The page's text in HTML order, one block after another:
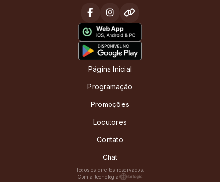
Página Inicial
Programação
Promoções
Locutores
Contato
Chat
Todos os direitos reservados.
Com a tecnologia